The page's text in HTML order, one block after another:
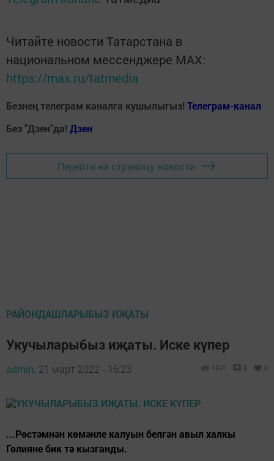
Читайте новости Татарстана в
национальном мессенджере MАХ:
https://max.ru/tatmedia
Безнең телеграм каналга кушылыгыз! Телеграм-канал
Без "Дзен"да! Дзен
Перейти на страницу новости
РАЙОНДАШЛАРЫБЫЗ ИҖАТЫ
Укучыларыбыз иҗаты. Иске күпер
admin, 21 март 2022 - 16:23 1541 0 0
...Рөстәмнән көмәнле калуын белгән авыл халкы
Гөлияне бик тә кызганды.